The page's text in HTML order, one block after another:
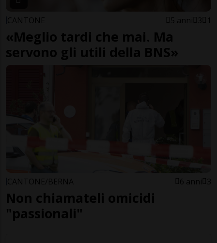
CANTONE 5 anni 3 1
«Meglio tardi che mai. Ma
servono gli utili della BNS»
CANTONE/BERNA 6 anni 3
Non chiamateli omicidi
"passionali"